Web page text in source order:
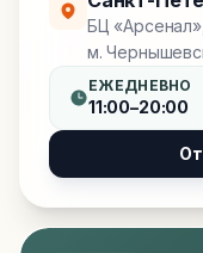
БЦ
м.
ЕЖЕДНЕВНО
11:00–20:00